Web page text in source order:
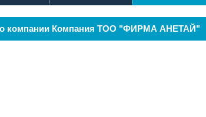
компании Компания ТОО "ФИРМА АНЕТАЙ"